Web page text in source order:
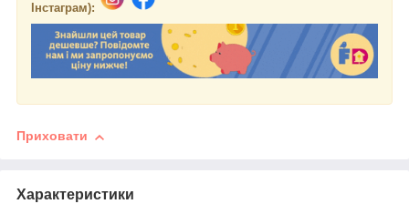
Інстаграм):
Приховати
Характеристики